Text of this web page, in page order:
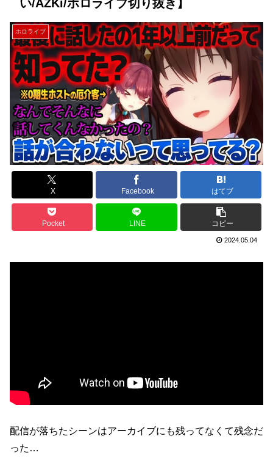
い/AZKi/ホロライブ切り抜き】
ホロライブ
X Facebook はてブ
Pocket LINE コピー
2024.05.04
配信が落ちたシーンはアーカイブにも残ってなくて残念だ
った…